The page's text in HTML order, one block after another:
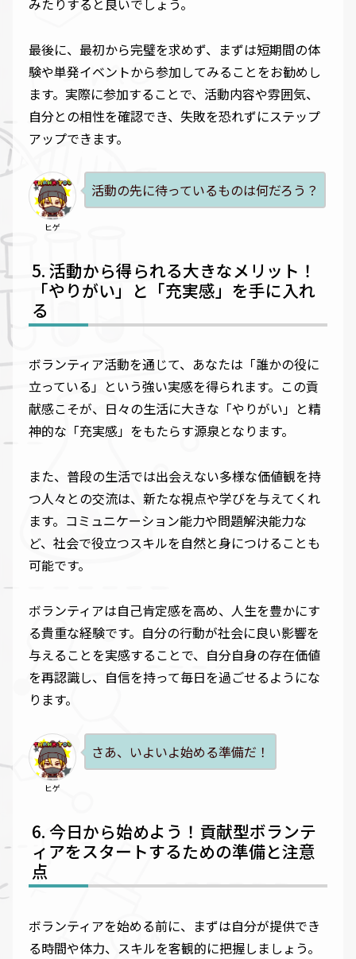
みたりすると良いでしょう。
最後に、最初から完璧を求めず、まずは短期間の体
験や単発イベントから参加してみることをお勧めし
ます。実際に参加することで、活動内容や雰囲気、
自分との相性を確認でき、失敗を恐れずにステップ
アップできます。
ヒゲ
活動の先に待っているものは何だろう？
活動から得られる大きなメリット！
「やりがい」と「充実感」を手に入れ
る
ボランティア活動を通じて、あなたは「誰かの役に
立っている」という強い実感を得られます。この貢
献感こそが、日々の生活に大きな「やりがい」と精
神的な「充実感」をもたらす源泉となります。
また、普段の生活では出会えない多様な価値観を持
つ人々との交流は、新たな視点や学びを与えてくれ
ます。コミュニケーション能力や問題解決能力な
ど、社会で役立つスキルを自然と身につけることも
可能です。
ボランティアは自己肯定感を高め、人生を豊かにす
る貴重な経験です。自分の行動が社会に良い影響を
与えることを実感することで、自分自身の存在価値
を再認識し、自信を持って毎日を過ごせるようにな
ります。
ヒゲ
さあ、いよいよ始める準備だ！
今日から始めよう！貢献型ボランテ
ィアをスタートするための準備と注意
点
ボランティアを始める前に、まずは自分が提供でき
る時間や体力、スキルを客観的に把握しましょう。